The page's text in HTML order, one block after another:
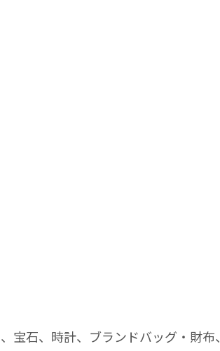
宝石、時計、ブランドバッグ・財布、